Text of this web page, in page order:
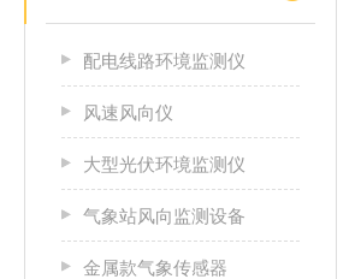
配电线路环境监测仪
风速风向仪
大型光伏环境监测仪
气象站风向监测设备
金属款气象传感器